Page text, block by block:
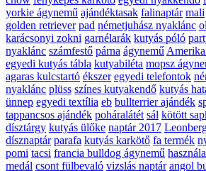
yorkie ágynemű ajándéktasak falinaptár mali
golden retriever pad németjuhász nyaklánc
karácsonyi zokni garnélarák kutyás póló
nyaklánc számfestő párna ágynemű
egyedi kutyás tábla kutyabiléta mopsz
agaras kulcstartó ékszer egyedi telefontok
nyaklánc plüss színes kutyakendő kutyás
ünnep egyedi textília eb bullterrier ajándék
tappancsos ajándék poháralátét sál kötött
dísztárgy kutyás ülőke naptár 2017
dísznaptár parafa kutyás karkötő fa termék
pomi tacsi francia bulldog ágynemű
medál csont fülbevaló vizslás naptár angol